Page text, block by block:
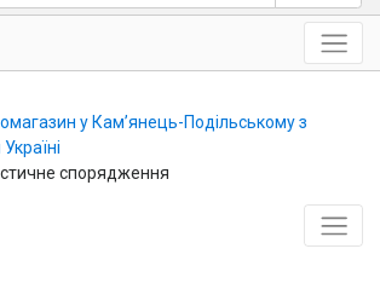
у Кам’янець-Подільському з
спорядження